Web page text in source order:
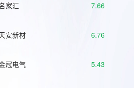
家汇 7.66
安新材 6.76
冠电气 5.43